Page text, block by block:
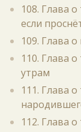
108. Глава
если
109. Глава
110. Глава
утрам
111. Глава
112. Глава